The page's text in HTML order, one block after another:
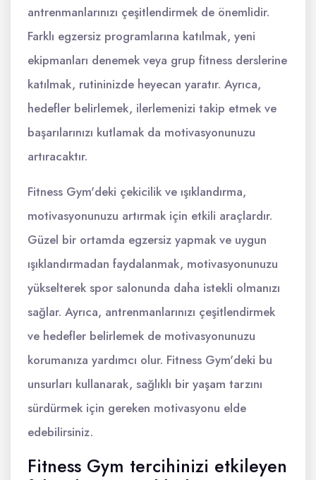
antrenmanlarınızı çeşitlendirmek de önemlidir.
Farklı egzersiz programlarına katılmak, yeni
ekipmanları denemek veya grup fitness derslerine
katılmak, rutininizde heyecan yaratır. Ayrıca,
hedefler belirlemek, ilerlemenizi takip etmek ve
başarılarınızı kutlamak da motivasyonunuzu
artıracaktır.
Fitness Gym'deki çekicilik ve ışıklandırma,
motivasyonunuzu artırmak için etkili araçlardır.
Güzel bir ortamda egzersiz yapmak ve uygun
ışıklandırmadan faydalanmak, motivasyonunuzu
yükselterek spor salonunda daha istekli olmanızı
sağlar. Ayrıca, antrenmanlarınızı çeşitlendirmek
ve hedefler belirlemek de motivasyonunuzu
korumanıza yardımcı olur. Fitness Gym'deki bu
unsurları kullanarak, sağlıklı bir yaşam tarzını
sürdürmek için gereken motivasyonu elde
edebilirsiniz.
Fitness Gym tercihinizi etkileyen